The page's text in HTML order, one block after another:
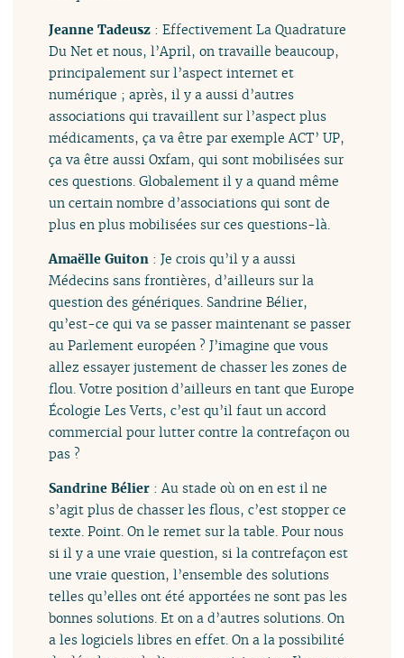
Jeanne Tadeusz : Effectivement La Quadrature
Du Net et nous, l’April, on travaille beaucoup,
principalement sur l’aspect internet et
numérique ; après, il y a aussi d’autres
associations qui travaillent sur l’aspect plus
médicaments, ça va être par exemple ACT’ UP,
ça va être aussi Oxfam, qui sont mobilisées sur
ces questions. Globalement il y a quand même
un certain nombre d’associations qui sont de
plus en plus mobilisées sur ces questions-là.
Amaëlle Guiton : Je crois qu’il y a aussi
Médecins sans frontières, d’ailleurs sur la
question des génériques. Sandrine Bélier,
qu’est-ce qui va se passer maintenant se passer
au Parlement européen ? J’imagine que vous
allez essayer justement de chasser les zones de
flou. Votre position d’ailleurs en tant que Europe
Écologie Les Verts, c’est qu’il faut un accord
commercial pour lutter contre la contrefaçon ou
pas ?
Sandrine Bélier : Au stade où on en est il ne
s’agit plus de chasser les flous, c’est stopper ce
texte. Point. On le remet sur la table. Pour nous
si il y a une vraie question, si la contrefaçon est
une vraie question, l’ensemble des solutions
telles qu’elles ont été apportées ne sont pas les
bonnes solutions. Et on a d’autres solutions. On
a les logiciels libres en effet. On a la possibilité